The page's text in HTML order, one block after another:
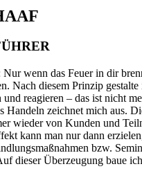
wenn das Feuer in dir
Nach diesem Prinzip
reagieren – das ist nicht
Handeln zeichnet mich aus.
wieder von Kunden und
kann man nur dann
bzw.
dieser Überzeugung baue